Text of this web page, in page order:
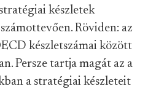
készletek
Röviden: az
készletszámai között
Persze tartja magát az a
a stratégiai készleteit